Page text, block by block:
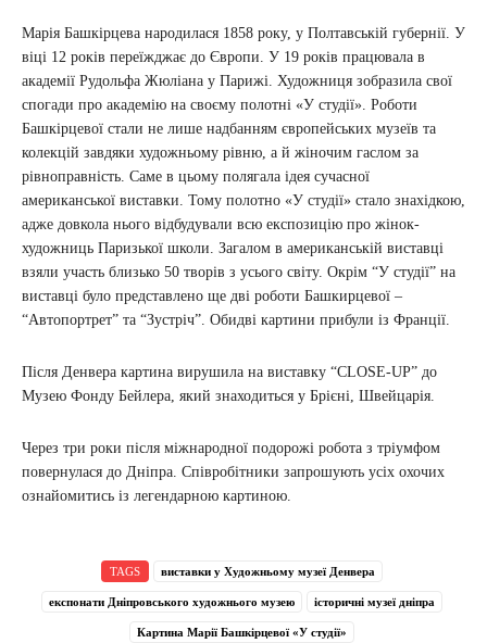
Марія Башкірцева народилася 1858 року, у Полтавській губернії. У
віці 12 років переїжджає до Європи. У 19 років працювала в
академії Рудольфа Жюліана у Парижі. Художниця зобразила свої
спогади про академію на своєму полотні «У студії». Роботи
Башкірцевої стали не лише надбанням європейських музеїв та
колекцій завдяки художньому рівню, а й жіночим гаслом за
рівноправність. Саме в цьому полягала ідея сучасної
американської виставки. Тому полотно «У студії» стало знахідкою,
адже довкола нього відбудували всю експозицію про жінок-
художниць Паризької школи. Загалом в американській виставці
взяли участь близько 50 творів з усього світу. Окрім “У студії” на
виставці було представлено ще дві роботи Башкирцевої –
“Автопортрет” та “Зустріч”. Обидві картини прибули із Франції.
Після Денвера картина вирушила на виставку “CLOSE-UP” до
Музею Фонду Бейлера, який знаходиться у Брієні, Швейцарія.
Через три роки після міжнародної подорожі робота з тріумфом
повернулася до Дніпра. Співробітники запрошують усіх охочих
ознайомитись із легендарною картиною.
TAGS виставки у Художньому музеї Денвера
експонати Дніпровського художнього музею історичні музеї дніпра
Картина Марії Башкірцевої «У студії»